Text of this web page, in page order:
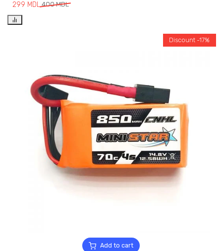
400MDL
299 MDL
Add to cart
Discount -17%